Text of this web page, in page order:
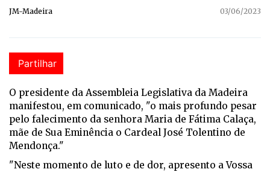
JM-Madeira 03/06/2023
Partilhar
O presidente da Assembleia Legislativa da Madeira
manifestou, em comunicado, "o mais profundo pesar
pelo falecimento da senhora Maria de Fátima Calaça,
mãe de Sua Eminência o Cardeal José Tolentino de
Mendonça."
"Neste momento de luto e de dor, apresento a Vossa